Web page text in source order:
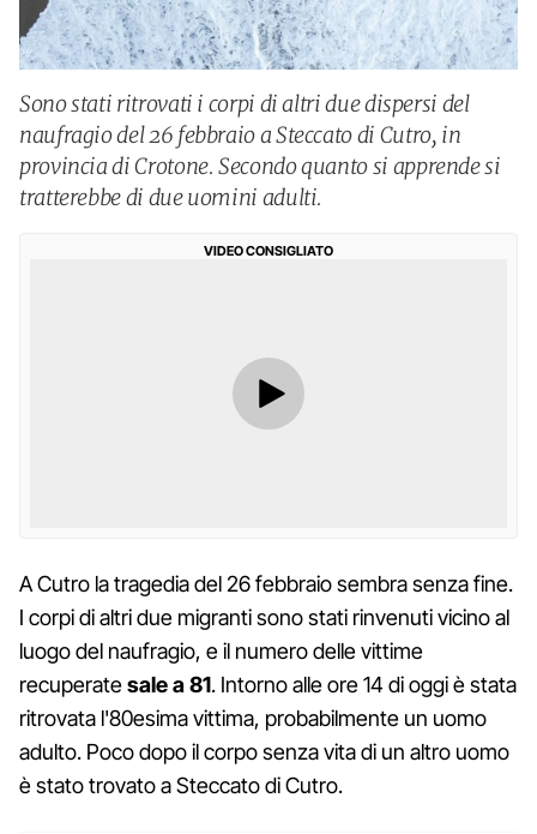
Sono stati ritrovati i corpi di altri due dispersi del
naufragio del 26 febbraio a Steccato di Cutro, in
provincia di Crotone. Secondo quanto si apprende si
tratterebbe di due uomini adulti.
VIDEO CONSIGLIATO
A Cutro la tragedia del 26 febbraio sembra senza fine.
I corpi di altri due migranti sono stati rinvenuti vicino al
luogo del naufragio, e il numero delle vittime
recuperatesale a 81. Intorno alle ore 14 di oggi è stata
ritrovata l'80esima vittima, probabilmente un uomo
adulto. Poco dopo il corpo senza vita di un altro uomo
è stato trovato a Steccato di Cutro.